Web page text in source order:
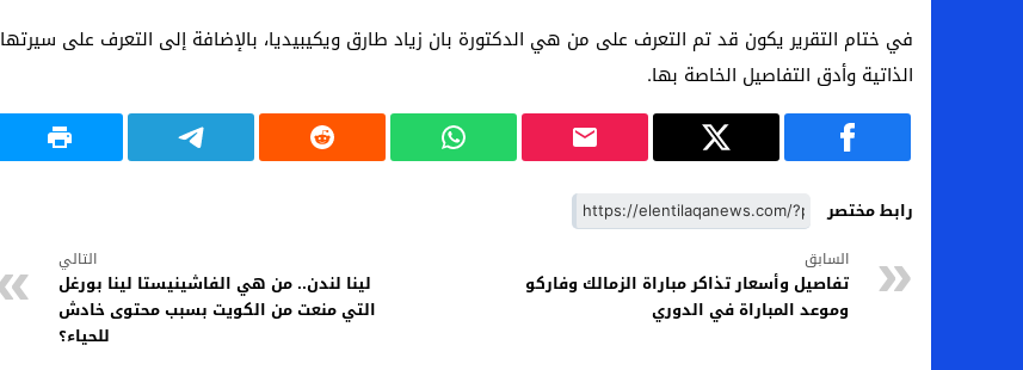
في ختام التقرير يكون قد تم التعرف على من هي الدكتورة بان زياد طارق ويكيبيديا، بالإضافة إلى التعرف على سيرتها
الذاتية وأدق التفاصيل الخاصة بها.
رابط مختصر
السابق
تفاصيل وأسعار تذاكر مباراة الزمالك وفاركو
وموعد المباراة في الدوري
التالي
لينا لندن.. من هي الفاشينيستا لينا بورغل
التي منعت من الكويت بسبب محتوى خادش
للحياء؟